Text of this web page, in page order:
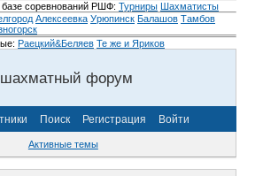
соревнований РШФ: Турниры Шахматисты
Алексеевка Урюпинск Балашов Тамбов
Раецкий&Беляев Те же и Яриков
шахматный форум
Поиск Регистрация Войти
Активные темы